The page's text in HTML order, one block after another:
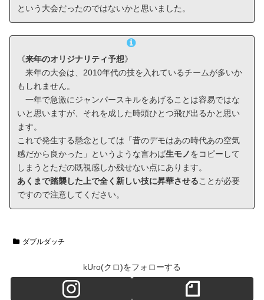
という大会だったのではないかと思いました。
《来年のオリジナリティ予想》
来年の大会は、2010年代の技を入れているチームが多いか
もしれません。
一年で急激にジャンパースキルをあげることは容易ではな
いと思いますが、それを成した時頭ひとつ飛び出るかと思い
ます。
これで発生する懸念としては「昔のデモはあの時代あの空気
感だから良かった」というような言わば生モノをコピーして
しまうとただの既視感しか残せない点にあります。
あくまで踏襲した上で全く新しい技に昇華させることが必要
ですので注意してください。
ダブルダッチ
kUro(クロ)をフォローする